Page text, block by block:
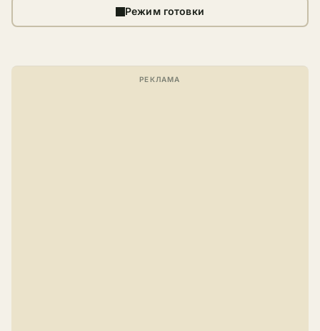
Режим готовки